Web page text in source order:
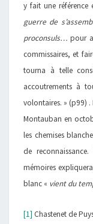
y fait une référence
guerre de
proconsuls… pour
commissaires, et
tourna à telle
accoutrements à
volontaires. » (p99) .
Montauban en
les chemises
de
mémoires
blanc « vient du
[1] Chastenet de